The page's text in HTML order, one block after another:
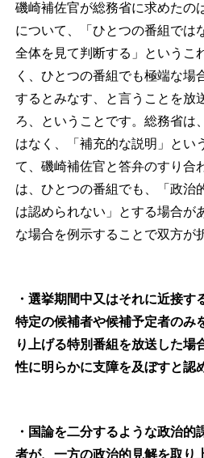
磯崎補佐官が総務省に求めたの
について、「ひとつの番組では
全体を見て判断する」というこ
く、ひとつの番組でも極端な場
するとみなす、と言うことを放
ろ、ということです。総務省は
はなく、「補充的な説明」とい
て、磯崎補佐官と答弁のすり合
は、ひとつの番組でも、「政治
は認められない」とする場合が
な場合を例示することで双方が
・選挙期間中又はそれに近接す
特定の候補者や候補予定者のみ
り上げる特別番組を放送した場
性に明らかに支障を及ぼすと認
・国論を二分するような政治的
者が、一方の政治的見解を取り